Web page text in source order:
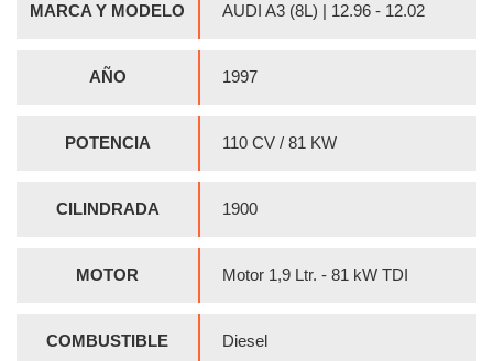
MARCA Y MODELO AUDI A3 (8L) | 12.96 - 12.02
AÑO 1997
POTENCIA 110 CV / 81 KW
CILINDRADA 1900
MOTOR Motor 1,9 Ltr. - 81 kW TDI
COMBUSTIBLE Diesel